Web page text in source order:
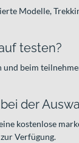
Modelle,
testen?
beim
der
kostenlose
Verfügung.